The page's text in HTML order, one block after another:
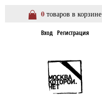
0 товаров в корзине
Вход Регистрация